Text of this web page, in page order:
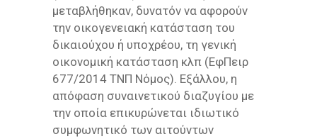
μεταβλήθηκαν, δυνατόν να αφορούν
την οικογενειακή κατάσταση του
δικαιούχου ή υποχρέου, τη γενική
οικονομική κατάσταση κλπ (ΕφΠειρ
677/2014 ΤΝΠ Νόμος). Εξάλλου, η
απόφαση συναινετικού διαζυγίου με
την οποία επικυρώνεται ιδιωτικό
συμφωνητικό των αιτούντων